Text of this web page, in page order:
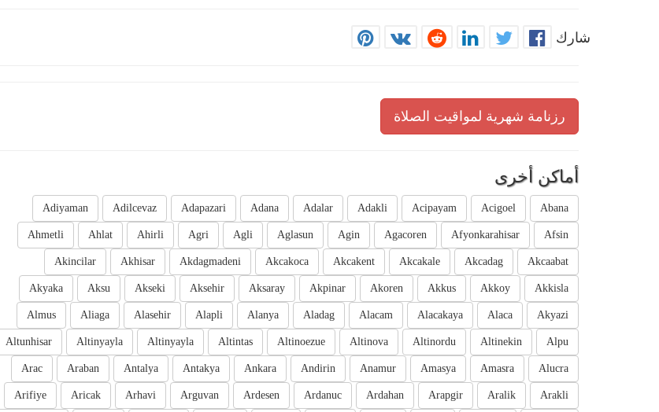
شارك
رزنامة شهرية لمواقيت الصلاة
أماكن أخرى
Abana
Acigoel
Acipayam
Adakli
Adalar
Adana
Adapazari
Adilcevaz
Adiyaman
Afsin
Afyonkarahisar
Agacoren
Agin
Aglasun
Agli
Agri
Ahirli
Ahlat
Ahmetli
Akcaabat
Akcadag
Akcakale
Akcakent
Akcakoca
Akdagmadeni
Akhisar
Akincilar
Akkisla
Akkoy
Akkus
Akoren
Akpinar
Aksaray
Aksehir
Akseki
Aksu
Akyaka
Akyazi
Alaca
Alacakaya
Alacam
Aladag
Alanya
Alapli
Alasehir
Aliaga
Almus
Alpu
Altinekin
Altinordu
Altinova
Altinoezue
Altintas
Altinyayla
Altinyayla
Altunhisar
Alucra
Amasra
Amasya
Anamur
Andirin
Ankara
Antakya
Antalya
Araban
Arac
Arakli
Aralik
Arapgir
Ardahan
Ardanuc
Ardesen
Arguvan
Arhavi
Aricak
Arifiye